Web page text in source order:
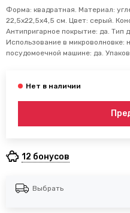
Форма: квадратная. Материал:
22,5х22,5х4,5 см. Цвет: серый.
Антипригарное покрытие: да. Тип
Использование в микроволновке:
посудомоечной машине: да.
12 бонусов
Выбрать